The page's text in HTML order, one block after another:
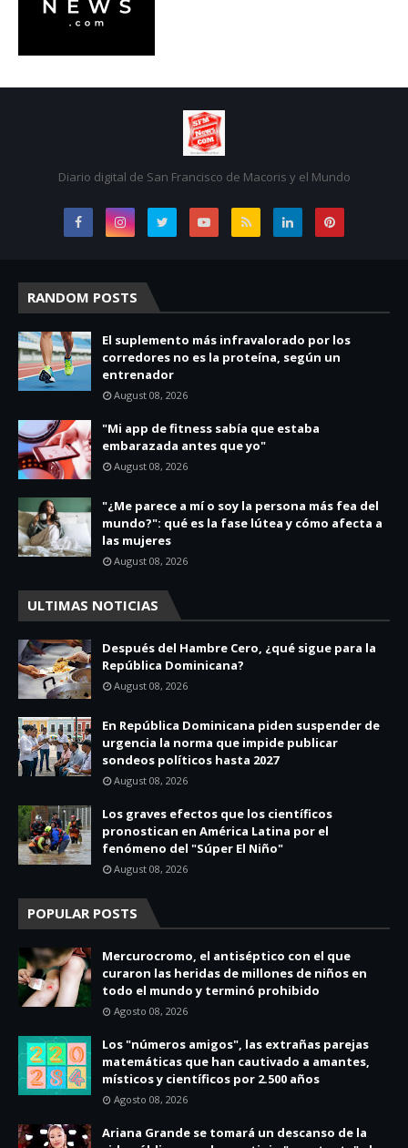
Diario digital de San Francisco de Macoris y el Mundo
RANDOM POSTS
El suplemento más infravalorado por los
corredores no es la proteína, según un
entrenador
August 08, 2026
"Mi app de fitness sabía que estaba
embarazada antes que yo"
August 08, 2026
"¿Me parece a mí o soy la persona más fea del
mundo?": qué es la fase lútea y cómo afecta a
las mujeres
August 08, 2026
ULTIMAS NOTICIAS
Después del Hambre Cero, ¿qué sigue para la
República Dominicana?
August 08, 2026
En República Dominicana piden suspender de
urgencia la norma que impide publicar
sondeos políticos hasta 2027
August 08, 2026
Los graves efectos que los científicos
pronostican en América Latina por el
fenómeno del "Súper El Niño"
August 08, 2026
POPULAR POSTS
Mercurocromo, el antiséptico con el que
curaron las heridas de millones de niños en
todo el mundo y terminó prohibido
Agosto 08, 2026
Los "números amigos", las extrañas parejas
matemáticas que han cautivado a amantes,
místicos y científicos por 2.500 años
Agosto 08, 2026
Ariana Grande se tomará un descanso de la